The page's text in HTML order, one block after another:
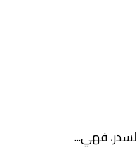
فهي...